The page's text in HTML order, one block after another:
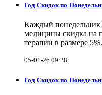
Год Скидок по
Каждый понедельник
медицины скидка на
терапии в размере 5%.
05-01-26 09:28
Год Скидок по